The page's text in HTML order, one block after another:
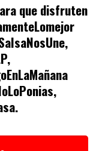
que disfruten